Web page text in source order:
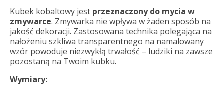
Kubek kobaltowy jest przeznaczony do mycia w
zmywarce. Zmywarka nie wpływa w żaden sposób na
jakość dekoracji. Zastosowana technika polegająca na
nałożeniu szkliwa transparentnego na namalowany
wzór powoduje niezwykłą trwałość – ludziki na zawsze
pozostaną na Twoim kubku.
Wymiary: